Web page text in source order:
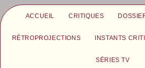
ACCUEIL CRITIQUES
RÉTROPROJECTIONS INSTANTS
SÉRIES TV